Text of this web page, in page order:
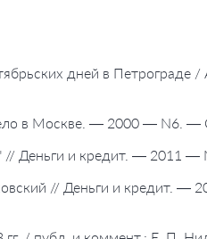
дней в Петрограде /
в Москве. — 2000 — N6. —
// Деньги и кредит. — 2011 —
// Деньги и кредит. —